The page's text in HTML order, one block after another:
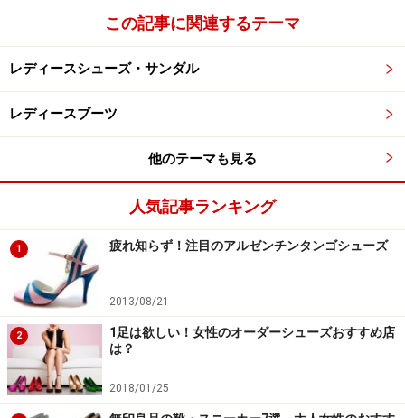
撥水オーガニックコットン疲れにくいスニ
ーカー
この記事に関連するテーマ
レディースシューズ・サンダル
レディースブーツ
他のテーマも見る
人気記事ランキング
1 疲れ知らず！注目のアルゼンチンタンゴシューズ
2013/08/21
2
1足は欲しい！女性のオーダーシューズおすすめ店
は？
2018/01/25